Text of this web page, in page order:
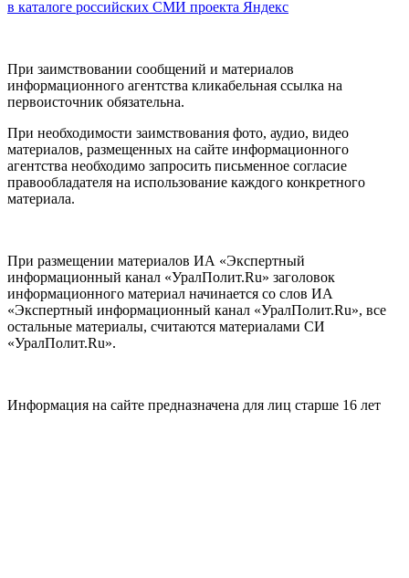
в каталоге российских СМИ проекта Яндекс
При заимствовании сообщений и материалов
информационного агентства кликабельная ссылка на
первоисточник обязательна.
При необходимости заимствования фото, аудио, видео
материалов, размещенных на сайте информационного
агентства необходимо запросить письменное согласие
правообладателя на использование каждого конкретного
материала.
При размещении материалов ИА «Экспертный
информационный канал «УралПолит.Ru» заголовок
информационного материал начинается со слов ИА
«Экспертный информационный канал «УралПолит.Ru», все
остальные материалы, считаются материалами СИ
«УралПолит.Ru».
Информация на сайте предназначена для лиц старше 16 лет